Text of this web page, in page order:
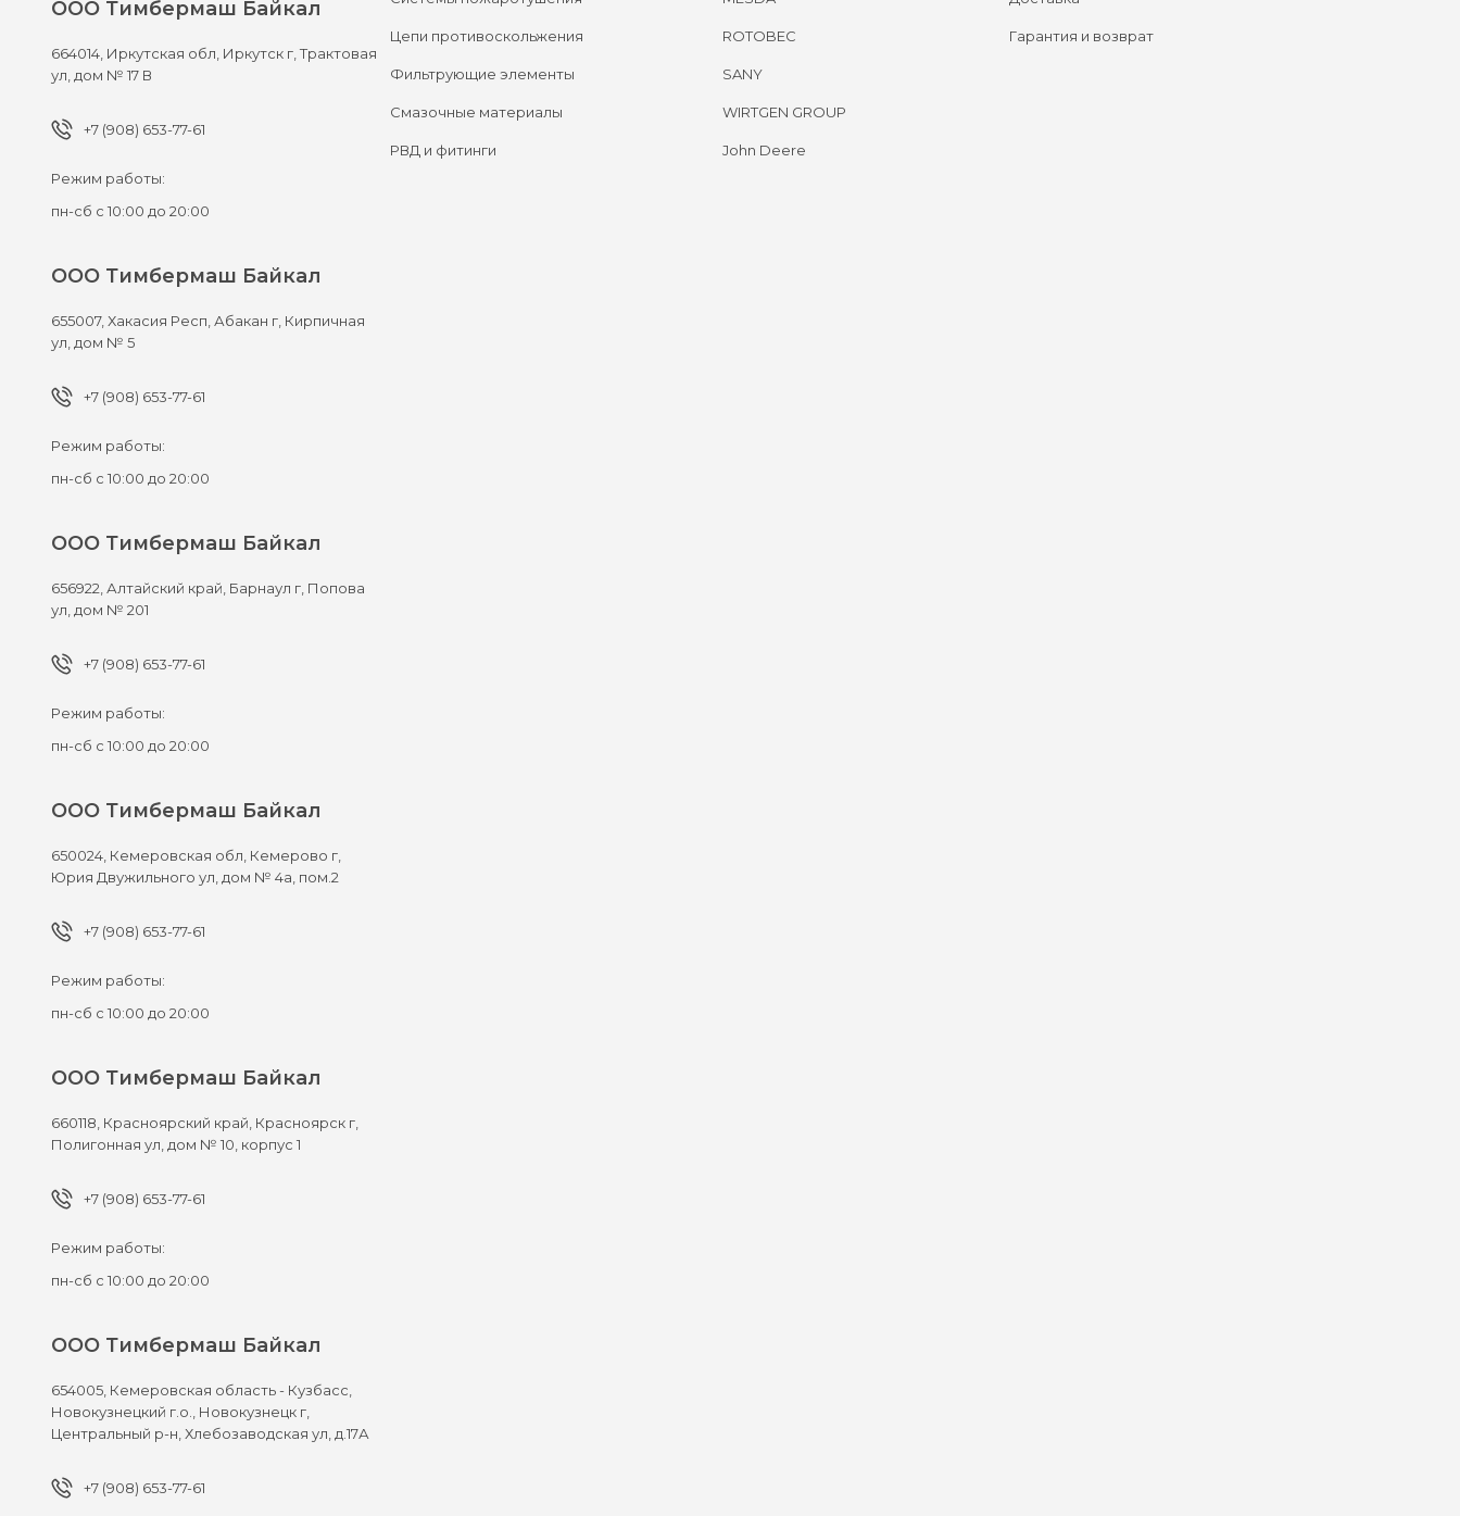
ООО Тимбермаш Байкал
664014, Иркутская обл, Иркутск г,Трактовая
ул, дом № 17 В
+7 (908) 653-77-61
Режим работы:
пн-сб с 10:00 до 20:00
ООО Тимбермаш Байкал
655007,Хакасия Респ, Абакан г, Кирпичная
ул, дом № 5
+7 (908) 653-77-61
Режим работы:
пн-сб с 10:00 до 20:00
ООО Тимбермаш Байкал
656922, Алтайский край, Барнаул г, Попова
ул, дом № 201
+7 (908) 653-77-61
Режим работы:
пн-сб с 10:00 до 20:00
ООО Тимбермаш Байкал
650024, Кемеровская обл, Кемерово г,
Юрия Двужильного ул, дом № 4а, пом.2
+7 (908) 653-77-61
Режим работы:
пн-сб с 10:00 до 20:00
ООО Тимбермаш Байкал
660118, Красноярский край, Красноярск г,
Полигонная ул, дом № 10, корпус 1
+7 (908) 653-77-61
Режим работы:
пн-сб с 10:00 до 20:00
ООО Тимбермаш Байкал
654005, Кемеровская область - Кузбасс,
Новокузнецкий г.о., Новокузнецк г,
Центральный р-н, Хлебозаводская ул, д.17А
+7 (908) 653-77-61
Цепи противоскольжения
Фильтрующие элементы
Смазочные материалы
РВД и фитинги
ROTOBEC
SANY
WIRTGEN GROUP
John Deere
Гарантия и возврат